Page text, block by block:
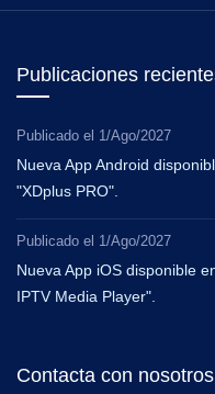
Publicaciones
Publicado el 1/Ago/2027
Nueva App Android
"XDplus PRO".
Publicado el 1/Ago/2027
Nueva App iOS disponible
IPTV Media Player".
Contacta con nosotros